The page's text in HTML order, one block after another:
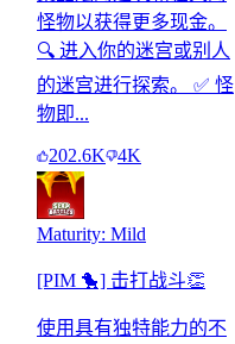
怪物以获得更多现金。
🔍 进入你的迷宫或别人
的迷宫进行探索。 ✅ 怪
物即...
202.6K 4K
Maturity: Mild
[PIM 🐤] 击打战斗👏
使用具有独特能力的不